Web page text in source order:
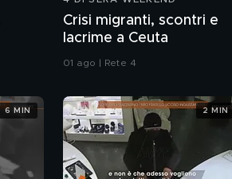
Crisi migranti, scontri e
lacrime a Ceuta
01 ago | Rete 4
6 MIN 2 MIN